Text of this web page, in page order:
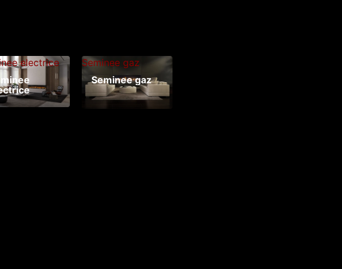
electrice
Seminee gaz
Seminee gaz